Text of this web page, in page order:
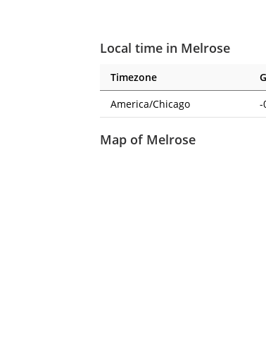
Local time in Melrose
Timezone
America/Chicago
-
Map of Melrose